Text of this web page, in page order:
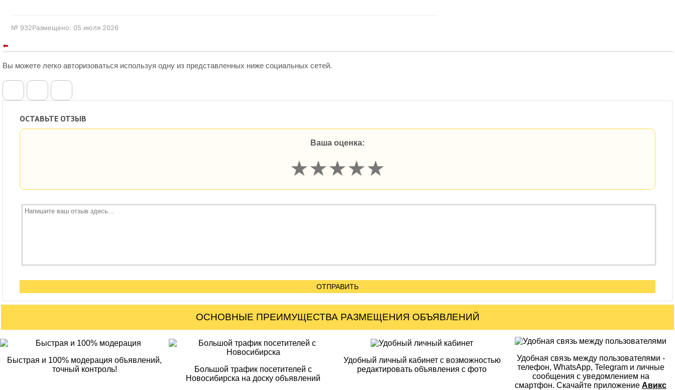
№ 932Размещено: 05 июля 2026
⬅️
Вы можете легко авторизоваться используя одну из представленных ниже социальных сетей.
ОСТАВЬТЕ ОТЗЫВ
Ваша оценка:
★★★★★
ОТПРАВИТЬ
ОСНОВНЫЕ ПРЕИМУЩЕСТВА РАЗМЕЩЕНИЯ ОБЪЯВЛЕНИЙ
Быстрая и 100% модерация объявлений,
точный контроль!
Большой трафик посетителей с
Новосибирска на доску объявлений
Удобный личный кабинет с возможностью
редактировать объявления с фото
Удобная связь между пользователями -
телефон, WhatsApp, Telegram и личные
сообщения с уведомлением на
смартфон. Скачайте приложение Авикс